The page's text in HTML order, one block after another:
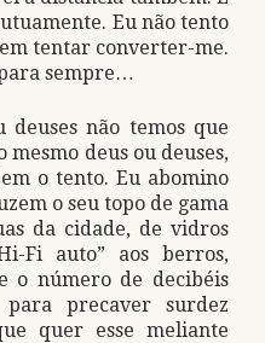
Eu não tento
tentar converter-me.
sempre…
deuses não temos que
deus ou deuses,
o tento. Eu abomino
o seu topo de gama
da cidade, de vidros
Fi auto” aos berros,
o número de decibéis
para precaver surdez
quer esse meliante